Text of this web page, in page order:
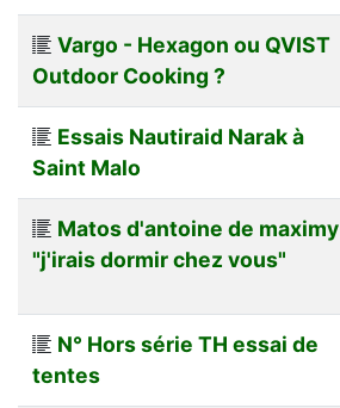
Vargo - Hexagon ou QVIST
Outdoor Cooking ?
Essais Nautiraid Narak à
Saint Malo
Matos d'antoine de maximy
"j'irais dormir chez vous"
N° Hors série TH essai de
tentes